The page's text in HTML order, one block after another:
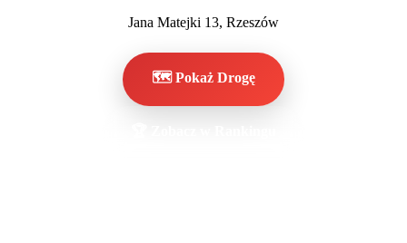
Jana Matejki 13, Rzeszów
🗺️ Pokaż Drogę